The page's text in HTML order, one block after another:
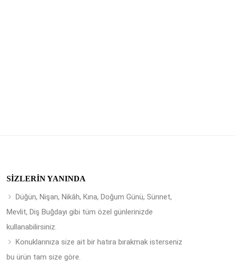
SIZLERIN YANINDA
Düğün, Nişan, Nikâh, Kına, Doğum Günü, Sünnet,
Mevlit, Diş Buğdayı gibi tüm özel günlerinizde
kullanabilirsiniz.
Konuklarınıza size ait bir hatıra bırakmak isterseniz
bu ürün tam size göre.